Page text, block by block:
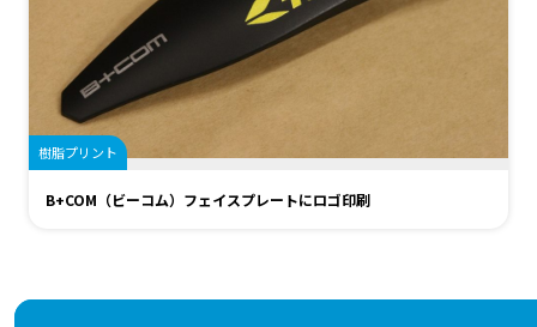
樹脂プリント
B+COM（ビーコム）フェイスプレートにロゴ印刷